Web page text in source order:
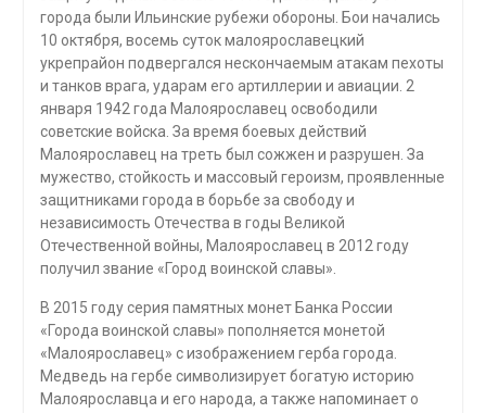
города были Ильинские рубежи обороны. Бои начались
10 октября, восемь суток малоярославецкий
укрепрайон подвергался нескончаемым атакам пехоты
и танков врага, ударам его артиллерии и авиации. 2
января 1942 года Малоярославец освободили
советские войска. За время боевых действий
Малоярославец на треть был сожжен и разрушен. За
мужество, стойкость и массовый героизм, проявленные
защитниками города в борьбе за свободу и
независимость Отечества в годы Великой
Отечественной войны, Малоярославец в 2012 году
получил звание «Город воинской славы».
В 2015 году серия памятных монет Банка России
«Города воинской славы» пополняется монетой
«Малоярославец» с изображением герба города.
Медведь на гербе символизирует богатую историю
Малоярославца и его народа, а также напоминает о